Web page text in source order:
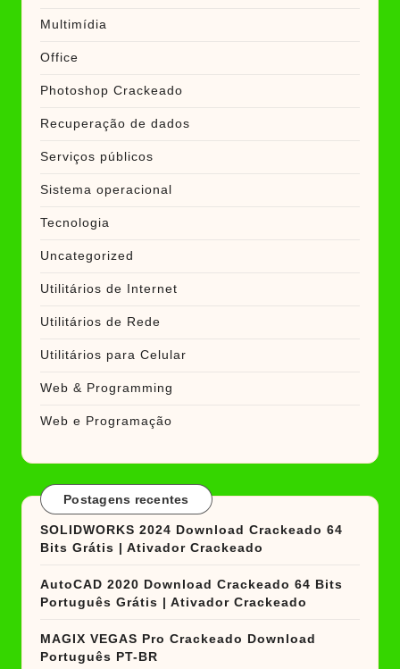
Multimídia
Office
Photoshop Crackeado
Recuperação de dados
Serviços públicos
Sistema operacional
Tecnologia
Uncategorized
Utilitários de Internet
Utilitários de Rede
Utilitários para Celular
Web & Programming
Web e Programação
Postagens recentes
SOLIDWORKS 2024 Download Crackeado 64
Bits Grátis | Ativador Crackeado
AutoCAD 2020 Download Crackeado 64 Bits
Português Grátis | Ativador Crackeado
MAGIX VEGAS Pro Crackeado Download
Português PT-BR